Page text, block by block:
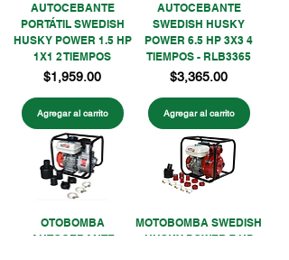
AUTOCEBANTE
PORTÁTIL SWEDISH
HUSKY POWER 1.5 HP
1X1 2 TIEMPOS
Precio
$1,959.00
Agregar al carrito
AUTOCEBANTE
SWEDISH HUSKY
POWER 6.5 HP 3X3 4
TIEMPOS - RLB3365
Precio
$3,365.00
Agregar al carrito
OTOBOMBA
AUTOCEBANTE
MOTOBOMBA SWEDISH
HUSKY POWER 7 HP